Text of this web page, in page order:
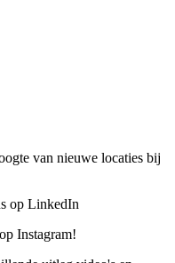
van nieuwe locaties bij
op LinkedIn
Instagram!